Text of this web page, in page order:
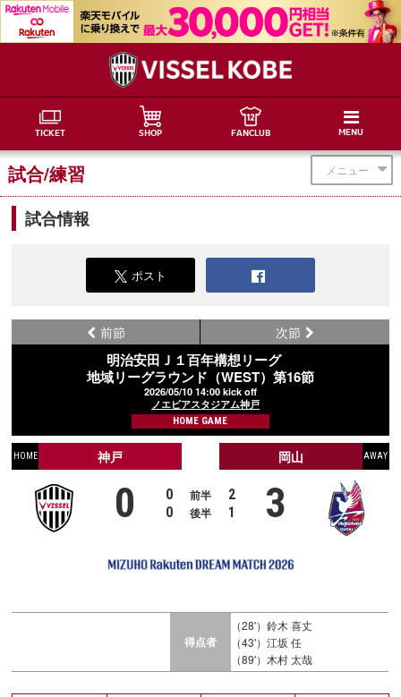
TICKET SHOP FANCLUB MENU
メニュー
試合/練習
試合情報
ポスト
前節
明治安田Ｊ１百年構想リーグ
地域リーグラウンド（WEST）第16節
2026/05/10 14:00 kick off
ノエビアスタジアム神戸
HOME GAME
次節
HOME 神戸 AWAY
岡山
0 0 前半
2
0
後半 1 3
得点者
（28'）鈴木 喜丈
（43'）江坂 任
（89'）木村 太哉